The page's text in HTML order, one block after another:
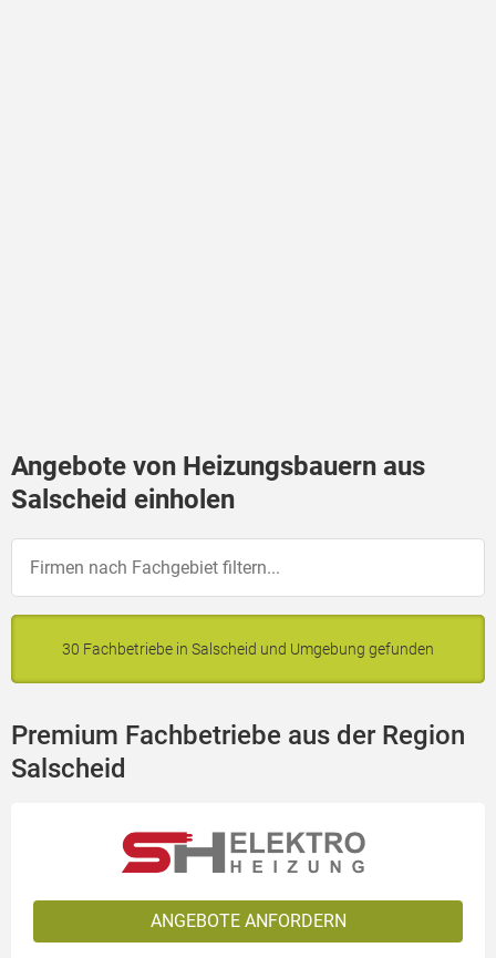
Angebote von Heizungsbauern aus
Salscheid einholen
30 Fachbetriebe in Salscheid und Umgebung gefunden
Premium Fachbetriebe aus der Region
Salscheid
ANGEBOTE ANFORDERN